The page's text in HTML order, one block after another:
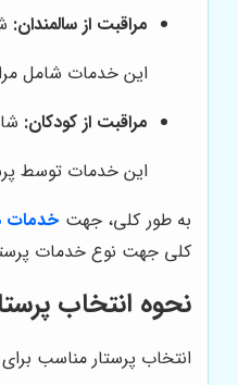
مراقبت از سالمندان:
این خدمات شامل
مراقبت از کودکان:
این خدمات توسط
به طور کلی، جهت خدمات
کلی جهت نوع خدمات
نحوه انتخاب
انتخاب پرستار مناسب